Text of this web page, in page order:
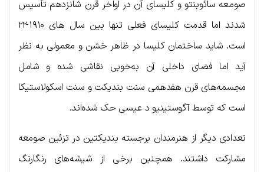
صومعه سائوبنتو و کلیسای آن در اواخر قرن شانزدهم تأسیس
شدند اما قدمت کلیسای فعلی تنها بین سال های ۱۹۱۰-۲۲
است. شاید ساختمان کلیسا در ظاهر خشن و معمولی به نظر
آید اما فضای داخلی آن به‌خوبی نقاشی شده و شامل
مجسمه‌های قرن هفدهمی سنت بندیکت و سنت اسکولاستیکا
است که توسط آگوستینیو د عیسی حک شده‌اند.
تعدادی دیگر از هنرمندان برجسته بندیکتین در تزئین صومعه
مشارکت داشتند. همچنین برخی از شیشه‌های رنگارنگ